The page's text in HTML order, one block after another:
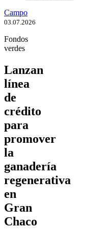
Campo
03.07.2026
Fondos
verdes
Lanzan
línea
de
crédito
para
promover
la
ganadería
regenerativa
en
Gran
Chaco